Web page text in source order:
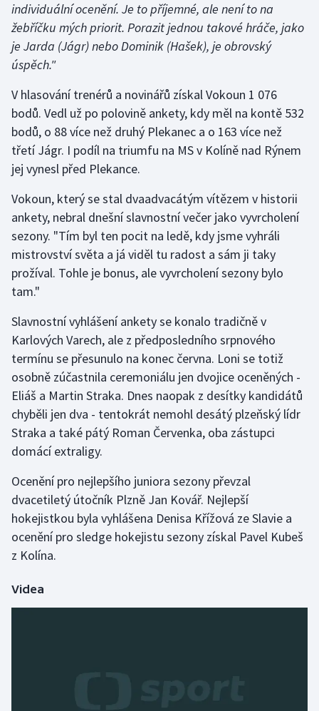
Olympijské hry
Parasport
Plážový volejbal
Ragby
Rychlostní kanoistika
Short track
Sportovní střelba
Stolní tenis
Triatlon
Veslování
Vodní slalom
Volejbal
Ostatní
individuální ocenění. Je to příjemné, ale není to na
žebříčku mých priorit. Porazit jednou takové hráče, jako
je Jarda (Jágr) nebo Dominik (Hašek), je obrovský
úspěch."
V hlasování trenérů a novinářů získal Vokoun 1 076
bodů. Vedl už po polovině ankety, kdy měl na kontě 532
bodů, o 88 více než druhý Plekanec a o 163 více než
třetí Jágr. I podíl na triumfu na MS v Kolíně nad Rýnem
jej vynesl před Plekance.
Vokoun, který se stal dvaadvacátým vítězem v historii
ankety, nebral dnešní slavnostní večer jako vyvrcholení
sezony. "Tím byl ten pocit na ledě, kdy jsme vyhráli
mistrovství světa a já viděl tu radost a sám ji taky
prožíval. Tohle je bonus, ale vyvrcholení sezony bylo
tam."
Slavnostní vyhlášení ankety se konalo tradičně v
Karlových Varech, ale z předposledního srpnového
termínu se přesunulo na konec června. Loni se totiž
osobně zúčastnila ceremoniálu jen dvojice oceněných -
Eliáš a Martin Straka. Dnes naopak z desítky kandidátů
chyběli jen dva - tentokrát nemohl desátý plzeňský lídr
Straka a také pátý Roman Červenka, oba zástupci
domácí extraligy.
Ocenění pro nejlepšího juniora sezony převzal
dvacetiletý útočník Plzně Jan Kovář. Nejlepší
hokejistkou byla vyhlášena Denisa Křížová ze Slavie a
ocenění pro sledge hokejistu sezony získal Pavel Kubeš
z Kolína.
Videa